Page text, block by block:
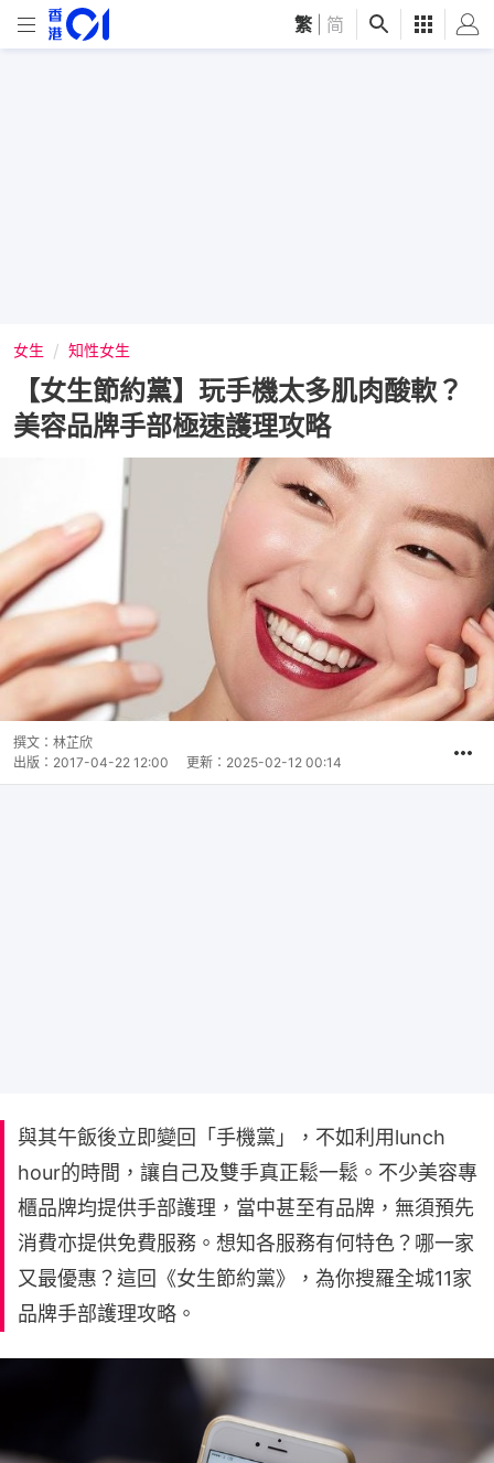
繁 简
女生 知性女生
【女生節約黨】玩手機太多肌肉酸軟？
美容品牌手部極速護理攻略
撰文： 林芷欣
出版： 2017-04-22 12:00 更新： 2025-02-12 00:14
與其午飯後立即變回「手機黨」，不如利用lunch
hour的時間，讓自己及雙手真正鬆一鬆。不少美容專
櫃品牌均提供手部護理，當中甚至有品牌，無須預先
消費亦提供免費服務。想知各服務有何特色？哪一家
又最優惠？這回《女生節約黨》，為你搜羅全城11家
品牌手部護理攻略。